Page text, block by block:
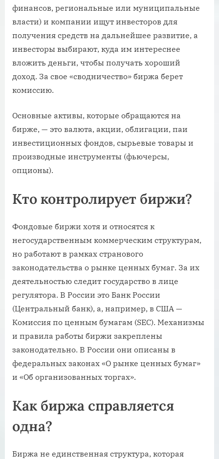
финансов, региональные или муниципальные
власти) и компании ищут инвесторов для
получения средств на дальнейшее развитие, а
инвесторы выбирают, куда им интереснее
вложить деньги, чтобы получать хороший
доход. За свое «сводничество» биржа берет
комиссию.
Основные активы, которые обращаются на
бирже, — это валюта, акции, облигации, паи
инвестиционных фондов, сырьевые товары и
производные инструменты (фьючерсы,
опционы).
Кто контролирует биржи?
Фондовые биржи хотя и относятся к
негосударственным коммерческим структурам,
но работают в рамках странового
законодательства о рынке ценных бумаг. За их
деятельностью следит государство в лице
регулятора. В России это Банк России
(Центральный банк), а, например, в США —
Комиссия по ценным бумагам (SEC). Механизмы
и правила работы биржи закреплены
законодательно. В России они описаны в
федеральных законах «О рынке ценных бумаг»
и «Об организованных торгах».
Как биржа справляется
одна?
Биржа не единственная структура, которая